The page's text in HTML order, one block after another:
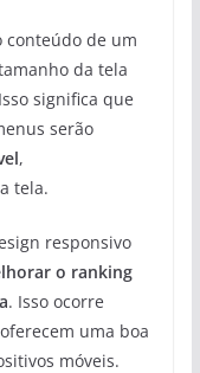
conteúdo de um
da tela
significa que
serão
,
tela.
responsivo
o ranking
. Isso ocorre
uma boa
móveis.